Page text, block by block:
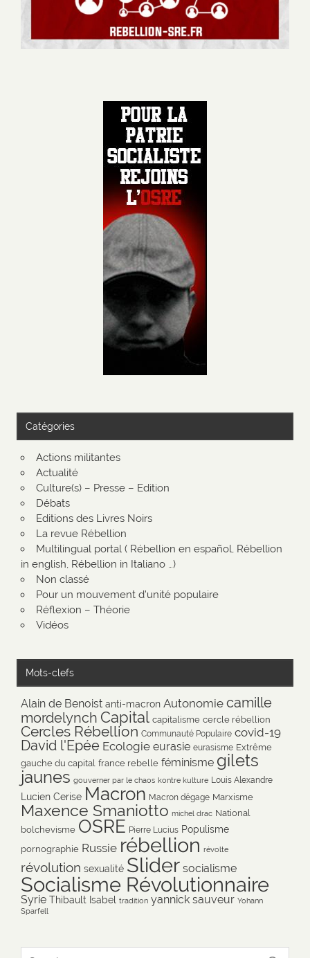
Catégories
Actions militantes
Actualité
Culture(s) – Presse – Edition
Débats
Editions des Livres Noirs
La revue Rébellion
Multilingual portal ( Rébellion en español, Rébellion
in english, Rébellion in Italiano …)
Non classé
Pour un mouvement d'unité populaire
Réflexion – Théorie
Vidéos
Mots-clefs
Alain de Benoist anti-macron Autonomie camille
mordelynch Capital capitalisme cercle rébellion
Cercles Rébellion Communauté Populaire covid-19
David l'Epée Ecologie eurasie eurasisme Extrême
gauche du capital france rebelle féminisme gilets
jaunes gouverner par le chaos kontre kulture Louis Alexandre
Lucien Cerise Macron Macron dégage Marxisme
Maxence Smaniotto michel drac National
bolchevisme OSRE Pierre Lucius Populisme
pornographie Russie rébellion révolte
révolution sexualité Slider socialisme
Socialisme Révolutionnaire
Syrie Thibault Isabel tradition yannick sauveur Yohann
Sparfell